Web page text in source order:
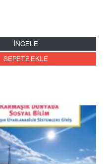
İNCELE
SEPETE EKLE